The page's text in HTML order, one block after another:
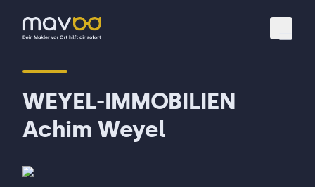
WEYEL-IMMOBILIEN
Achim Weyel